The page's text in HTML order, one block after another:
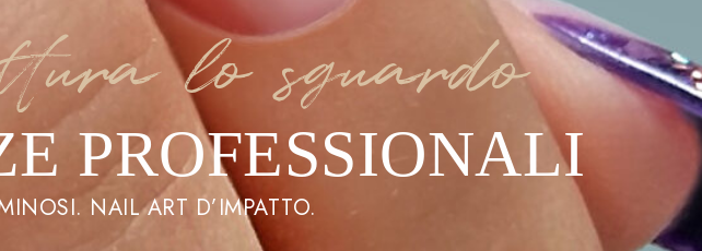
lo sguardo
PROFESSIONALI
NAIL ART D’IMPATTO.